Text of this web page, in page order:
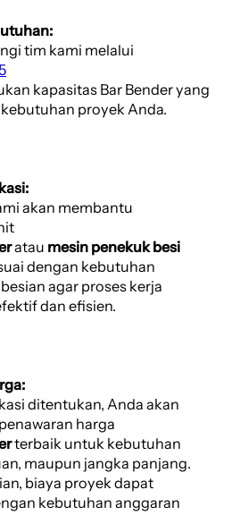
tim kami melalui
kapasitas Bar Bender yang
proyek Anda.
akan membantu
atau mesin penekuk besi
dengan kebutuhan
agar proses kerja
dan efisien.
ditentukan, Anda akan
harga
terbaik untuk kebutuhan
maupun jangka panjang.
biaya proyek dapat
kebutuhan anggaran